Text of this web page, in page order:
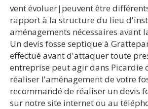
vent évoluer|peuvent être
rapport à la structure du lieu
aménagements nécessaires avant
Un devis fosse septique à
effectué avant d'attaquer toute
entreprise peut agir dans Picardie
réaliser l'aménagement de votre
recommandé de réaliser un devis
sur notre site internet ou au